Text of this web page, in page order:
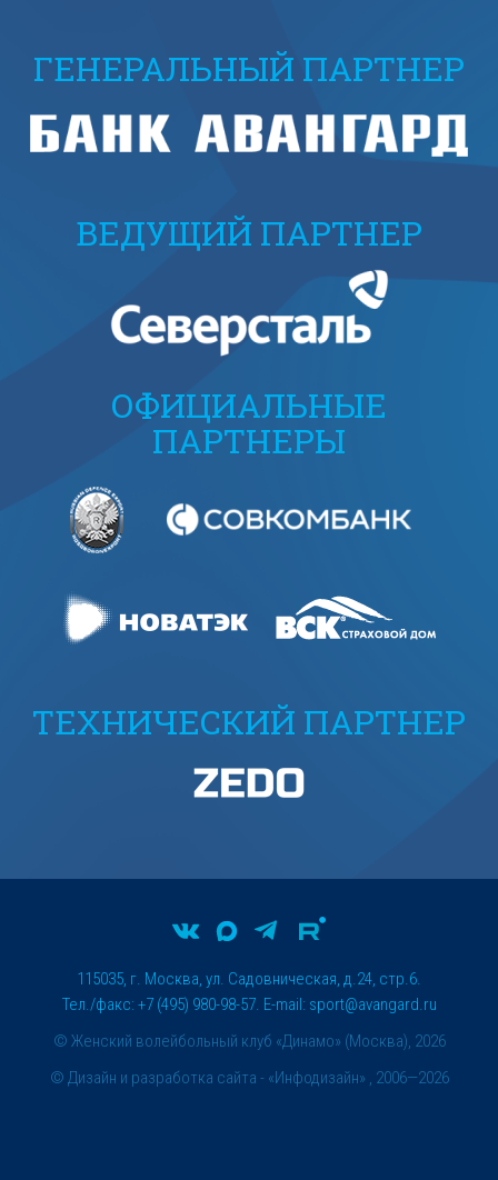
ГЕНЕРАЛЬНЫЙ ПАРТНЕР
ВЕДУЩИЙ ПАРТНЕР
ОФИЦИАЛЬНЫЕ
ПАРТНЕРЫ
ТЕХНИЧЕСКИЙ ПАРТНЕР
© Женский волейбольный клуб «Динамо» (Москва), 2026
115035, г. Москва, ул. Садовническая, д.24, стр.6.
Тел./факс: +7 (495) 980-98-57. E-mail: sport@avangard.ru
© Дизайн и разработка сайта - «Инфодизайн» , 2006—2026